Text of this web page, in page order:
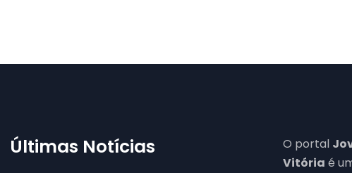
Últimas Notícias O portal
Vitória é